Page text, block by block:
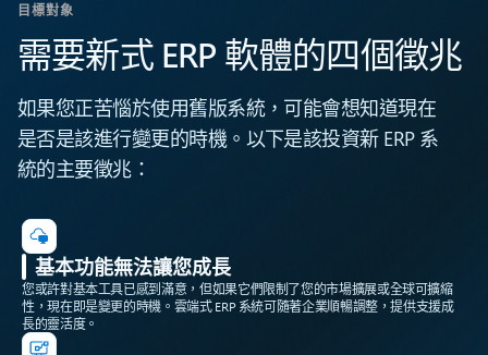
目標對象
需要新式 ERP 軟體的四個徵兆
如果您正苦惱於使用舊版系統，可能會想知道現在
是否是該進行變更的時機。以下是該投資新 ERP 系
統的主要徵兆：
基本功能無法讓您成長
您或許對基本工具已感到滿意，但如果它們限制了您的市場擴展或全球可擴縮
性，現在即是變更的時機。雲端式 ERP 系統可隨著企業順暢調整，提供支援成
長的靈活度。